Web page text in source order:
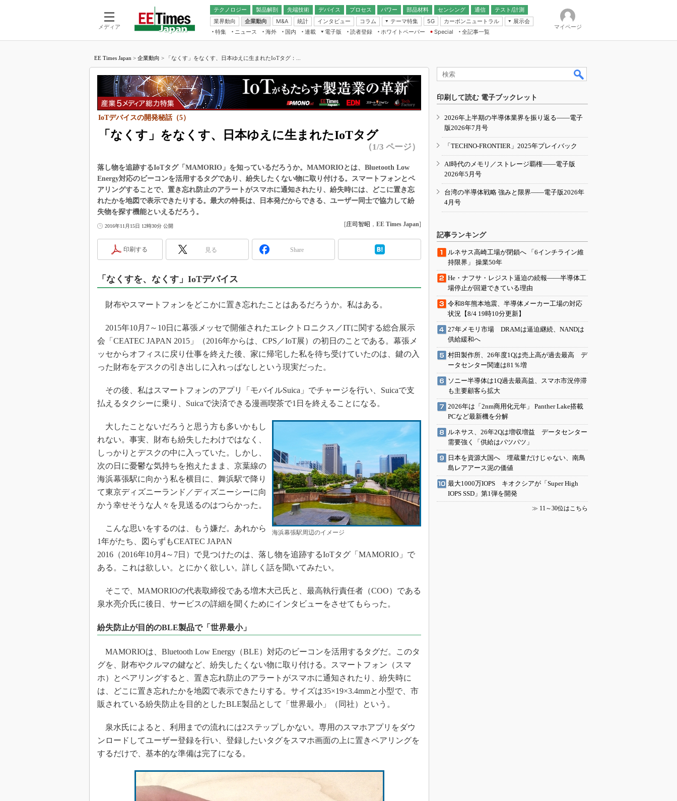
メディア
テクノロジー 製品解剖
先端技術
電池／エネルギー
デバイス
アナログ
マイコン
FPGA
プロセス パワー 部品材料 センシング
通信
無線
テスト/計測
業界動向
企業動向 M&A 統計 インタビュー コラム
テーマ特集
フィジカルAI
読者調査（EE Times Research）
カーボンニュートラル
IoT
電源設計（EDN Japan）
Japan）
5G カーボンニュートラル
展示会
IoT・エッジコンピューティング
EXPO
EdgeTech＋
TECHNO-FRONTIER
人とくるま展
特集 ニュース 海外 国内
連載
福田昭のデバイス通信
湯之上隆のナノフォーカス
大山聡の業界スコープ
大原雄介のエレ・組み込みプレイバ
リタイア直前エンジニアの社会人大
学漂流記
踊るバズワード ～Behind the
Buzzword
この10年で起こったこと、次の10年
で起こること
“異端児エンジニア”が仕掛けた社内
改革、執念の180日
JASA発IoT通信
IHSアナリスト「未来展望」
ための新行動論
電子版
電子ブックレット
読者登録 ホワイトペーパー
Special
全記事一覧
マイページ
EE Times Japan > 企業動向 > 「なくす」をなくす、日本ゆえに生まれたIoTタグ：...
「なくす」をなくす、日本ゆえに生まれたIoTタグ
IoTデバイスの開発秘話（5）
（1/3 ページ）
落し物を追跡するIoTタグ「MAMORIO」を知っているだろうか。MAMORIOとは、Bluetooth Low
Energy対応のビーコンを活用するタグであり、紛失したくない物に取り付ける。スマートフォンとペ
アリングすることで、置き忘れ防止のアラートがスマホに通知されたり、紛失時には、どこに置き忘
れたかを地図で表示できたりする。最大の特長は、日本発だからできる、ユーザー同士で協力して紛
失物を探す機能といえるだろう。
2016年11月15日 12時30分 公開 [庄司智昭 ， EE Times Japan]
印刷する 見る Share
「なくすを、なくす」IoTデバイス
財布やスマートフォンをどこかに置き忘れたことはあるだろうか。私はある。
2015年10月7～10日に幕張メッセで開催されたエレクトロニクス／ITに関する総合展示
会「CEATEC JAPAN 2015」（2016年からは、CPS／IoT展）の初日のことである。幕張メ
ッセからオフィスに戻り仕事を終えた後、家に帰宅した私を待ち受けていたのは、鍵の入
った財布をデスクの引き出しに入れっぱなしという現実だった。
その後、私はスマートフォンのアプリ「モバイルSuica」でチャージを行い、Suicaで支
払えるタクシーに乗り、Suicaで決済できる漫画喫茶で1日を終えることになる。
海浜幕張駅周辺のイメージ
大したことないだろうと思う方も多いかもし
れない。事実、財布も紛失したわけではなく、
しっかりとデスクの中に入っていた。しかし、
次の日に憂鬱な気持ちを抱えたまま、京葉線の
海浜幕張駅に向かう私を横目に、舞浜駅で降り
て東京ディズニーランド／ディズニーシーに向
かう幸せそうな人々を見送るのはつらかった。
こんな思いをするのは、もう嫌だ。あれから
1年がたち、図らずもCEATEC JAPAN
2016（2016年10月4～7日）で見つけたのは、落し物を追跡するIoTタグ「MAMORIO」で
ある。これは欲しい。とにかく欲しい。詳しく話を聞いてみたい。
そこで、MAMORIOの代表取締役である増木大己氏と、最高執行責任者（COO）である
泉水亮介氏に後日、サービスの詳細を聞くためにインタビューをさせてもらった。
紛失防止が目的のBLE製品で「世界最小」
MAMORIOは、Bluetooth Low Energy（BLE）対応のビーコンを活用するタグだ。このタ
グを、財布やクルマの鍵など、紛失したくない物に取り付ける。スマートフォン（スマ
ホ）とペアリングすると、置き忘れ防止のアラートがスマホに通知されたり、紛失時に
は、どこに置き忘れたかを地図で表示できたりする。サイズは35×19×3.4mmと小型で、市
販されている紛失防止を目的としたBLE製品として「世界最小」（同社）という。
泉水氏によると、利用までの流れには2ステップしかない。専用のスマホアプリをダウ
ンロードしてユーザー登録を行い、登録したいタグをスマホ画面の上に置きペアリングを
するだけで、基本的な準備は完了になる。
印刷して読む 電子ブックレット
2026年上半期の半導体業界を振り返る――電子
版2026年7月号
「TECHNO-FRONTIER」2025年プレイバック
AI時代のメモリ／ストレージ覇権――電子版
2026年5月号
台湾の半導体戦略 強みと限界――電子版2026年
4月号
記事ランキング
ルネサス高崎工場が閉鎖へ 「6インチライン維
持限界」 操業50年
He・ナフサ・レジスト逼迫の続報――半導体工
場停止が回避できている理由
令和8年熊本地震、半導体メーカー工場の対応
状況【8/4 19時10分更新】
27年メモリ市場 DRAMは逼迫継続、NANDは
供給緩和へ
村田製作所、26年度1Qは売上高が過去最高 デ
ータセンター関連は81％増
ソニー半導体は1Q過去最高益、スマホ市況停滞
も主要顧客ら拡大
2026年は「2nm商用化元年」 Panther Lake搭載
PCなど最新機を分解
ルネサス、26年2Qは増収増益 データセンター
需要強く「供給はパツパツ」
日本を資源大国へ 埋蔵量だけじゃない、南鳥
島レアアース泥の価値
最大1000万IOPS キオクシアが「Super High
IOPS SSD」第1弾を開発
≫ 11～30位はこちら